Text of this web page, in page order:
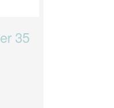
35